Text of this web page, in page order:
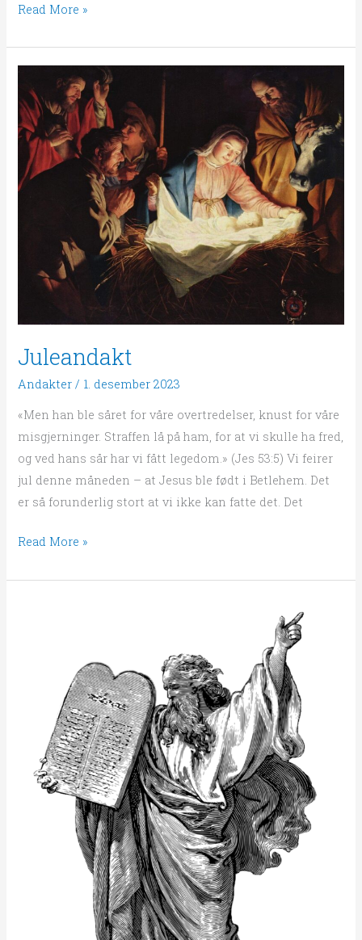
Read More »
Juleandakt
Andakter / 1. desember 2023
«Men han ble såret for våre overtredelser, knust for våre
misgjerninger. Straffen lå på ham, for at vi skulle ha fred,
og ved hans sår har vi fått legedom.» (Jes 53:5) Vi feirer
jul denne måneden – at Jesus ble født i Betlehem. Det
er så forunderlig stort at vi ikke kan fatte det. Det
Juleandakt
Read More »